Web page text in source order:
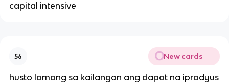
capital intensive
56 New cards
husto lamang sa kailangan ang dapat na iprodyus